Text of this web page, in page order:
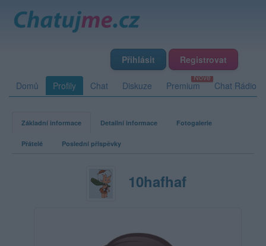
Přihlásit Registrovat
Domů Profily Chat Diskuze Premium Chat Rádio
Základní informace Detailní informace Fotogalerie
Přátelé Poslední příspěvky
10hafhaf